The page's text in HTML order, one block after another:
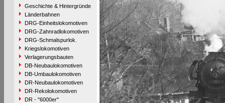
Geschichte & Hintergründe
Länderbahnen
DRG-Einheitslokomotiven
DRG-Zahnradlokomotiven
DRG-Schmalspurlok.
Kriegslokomotiven
Verlagerungsbauten
DB-Neubaulokomotiven
DB-Umbaulokomotiven
DR-Neubaulokomotiven
DR-Rekolokomotiven
DR - "6000er"